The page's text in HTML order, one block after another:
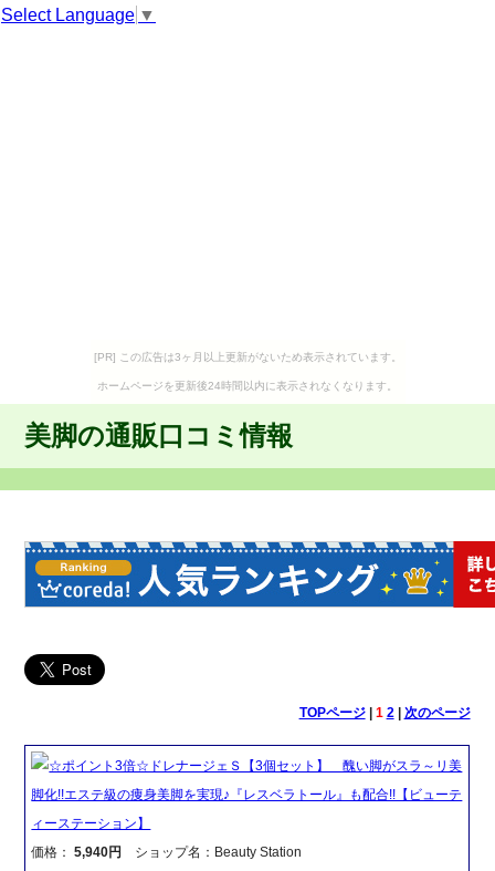
Select Language ▼
[PR] この広告は3ヶ月以上更新がないため表示されています。
ホームページを更新後24時間以内に表示されなくなります。
美脚の通販口コミ情報
TOPページ| 1 2| 次のページ
☆ポイント3倍☆ドレナージェＳ【3個セット】 醜い脚がスラ～リ美
脚化!!エステ級の痩身美脚を実現♪『レスベラトール』も配合!!【ビューテ
ィーステーション】
価格：5,940円
ショップ名：Beauty Station